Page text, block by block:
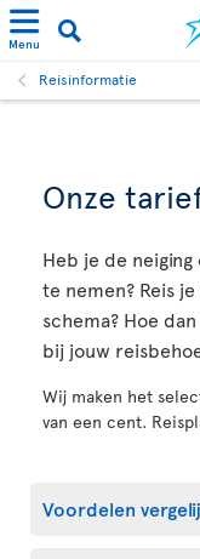
Menu
Reisinformatie
Onze
Heb je de
te nemen? Reis
schema? Hoe
bij jouw
Wij maken het
van een cent.
Voordelen